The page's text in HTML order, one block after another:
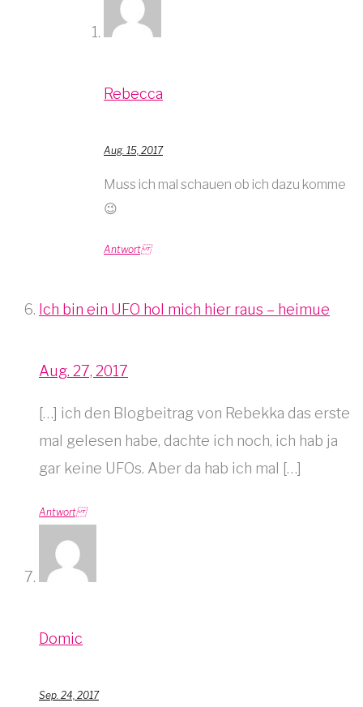
Rebecca
Aug. 15, 2017
Muss ich mal schauen ob ich dazu komme
😉
Antwort
Ich bin ein UFO hol mich hier raus – heimue
Aug. 27, 2017
[…] ich den Blogbeitrag von Rebekka das erste
mal gelesen habe, dachte ich noch, ich hab ja
gar keine UFOs. Aber da hab ich mal […]
Antwort
Domic
Sep. 24, 2017